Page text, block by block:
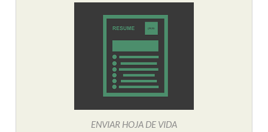
ENVIAR HOJA DE VIDA